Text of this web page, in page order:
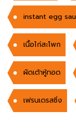
instant egg
เนื้อไก่สะโพก
ผัดเต้าหู้ทอด
เฟรนเดรสซิ่ง